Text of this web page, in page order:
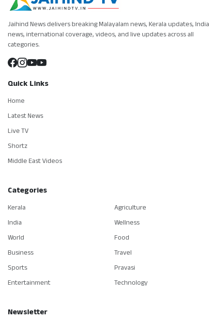
Jaihind News delivers breaking Malayalam news, Kerala updates, India
news, international coverage, videos, and live updates across all
categories.
Quick Links
Home
Latest News
Live TV
Shortz
Middle East Videos
Categories
Kerala
India
World
Business
Sports
Entertainment
Agriculture
Wellness
Food
Travel
Pravasi
Technology
Newsletter